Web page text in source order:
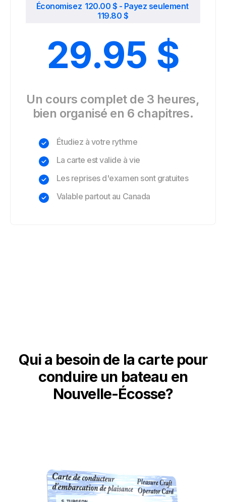
Économisez 120.00 $ - Payez seulement
119.80 $
29.95 $
Un cours complet de 3 heures,
bien organisé en 6 chapitres.
Étudiez à votre rythme
La carte est valide à vie
Les reprises d'examen sont gratuites
Valable partout au Canada
Qui a besoin de la carte pour
conduire un bateau en
Nouvelle-Écosse?